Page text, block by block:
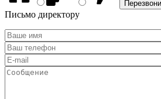
Письмо директору